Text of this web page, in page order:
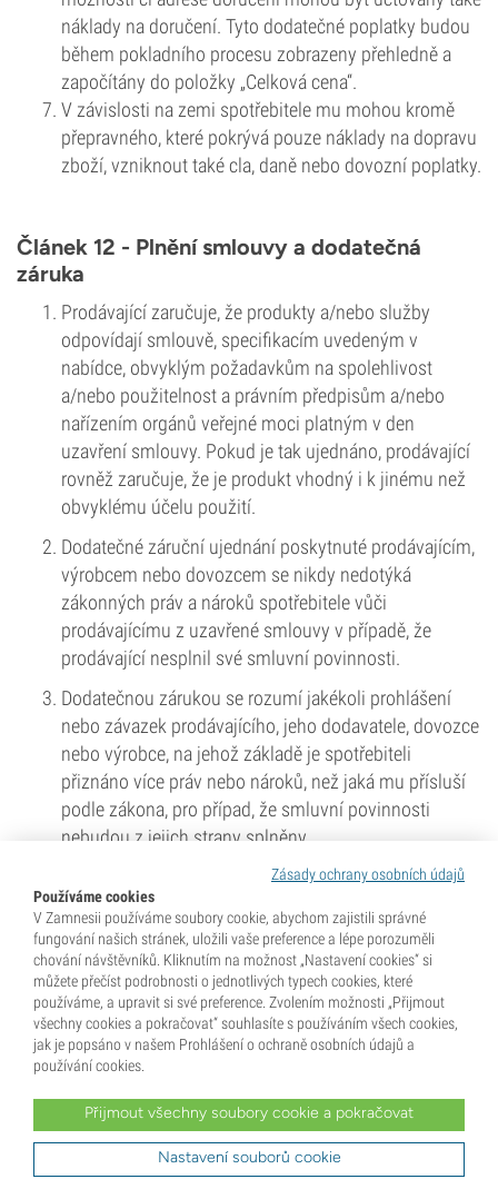
náklady na doručení. Tyto dodatečné poplatky budou
během pokladního procesu zobrazeny přehledně a
započítány do položky „Celková cena“.
V závislosti na zemi spotřebitele mu mohou kromě
přepravného, které pokrývá pouze náklady na dopravu
zboží, vzniknout také cla, daně nebo dovozní poplatky.
Článek 12 - Plnění smlouvy a dodatečná
záruka
Prodávající zaručuje, že produkty a/nebo služby
odpovídají smlouvě, specifikacím uvedeným v
nabídce, obvyklým požadavkům na spolehlivost
a/nebo použitelnost a právním předpisům a/nebo
nařízením orgánů veřejné moci platným v den
uzavření smlouvy. Pokud je tak ujednáno, prodávající
rovněž zaručuje, že je produkt vhodný i k jinému než
obvyklému účelu použití.
Dodatečné záruční ujednání poskytnuté prodávajícím,
výrobcem nebo dovozcem se nikdy nedotýká
zákonných práv a nároků spotřebitele vůči
prodávajícímu z uzavřené smlouvy v případě, že
prodávající nesplnil své smluvní povinnosti.
Dodatečnou zárukou se rozumí jakékoli prohlášení
nebo závazek prodávajícího, jeho dodavatele, dovozce
nebo výrobce, na jehož základě je spotřebiteli
přiznáno více práv nebo nároků, než jaká mu přísluší
podle zákona, pro případ, že smluvní povinnosti
nebudou z jejich strany splněny.
Článek 13 - Dodání a provedení
Prodávající postupuje s maximální možnou péčí při
přijímání a vyřizování objednávek produktů a při
posuzování žádostí o poskytování služeb.
Místem dodání se rozumí adresa, kterou spotřebitel
oznámí společnosti.
Nelze-li zásilku spotřebiteli doručit z toho důvodu, že
dodané zboží neprojde vstupními dveřmi, prvními
dveřmi či schodištěm spotřebitele, nebo proto, že
Zásady ochrany osobních údajů
Používáme cookies
V Zamnesii používáme soubory cookie, abychom zajistili správné
fungování našich stránek, uložili vaše preference a lépe porozuměli
chování návštěvníků. Kliknutím na možnost „Nastavení cookies“ si
můžete přečíst podrobnosti o jednotlivých typech cookies, které
používáme, a upravit si své preference. Zvolením možnosti „Přijmout
všechny cookies a pokračovat“ souhlasíte s používáním všech cookies,
jak je popsáno v našem Prohlášení o ochraně osobních údajů a
používání cookies.
Přijmout všechny soubory cookie a pokračovat
Nastavení souborů cookie